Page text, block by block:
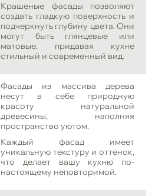
Крашеные фасады позволяют
создать гладкую поверхность и
подчеркнуть глубину цвета. Они
могут быть глянцевые или
матовые, придавая кухне
стильный и современный вид.
Фасады из массива дерева
несут в себе природную
красоту натуральной
древесины, наполняя
пространство уютом.
Каждый фасад имеет
уникальную текстуру и оттенок,
что делает вашу кухню по-
настоящему неповторимой.